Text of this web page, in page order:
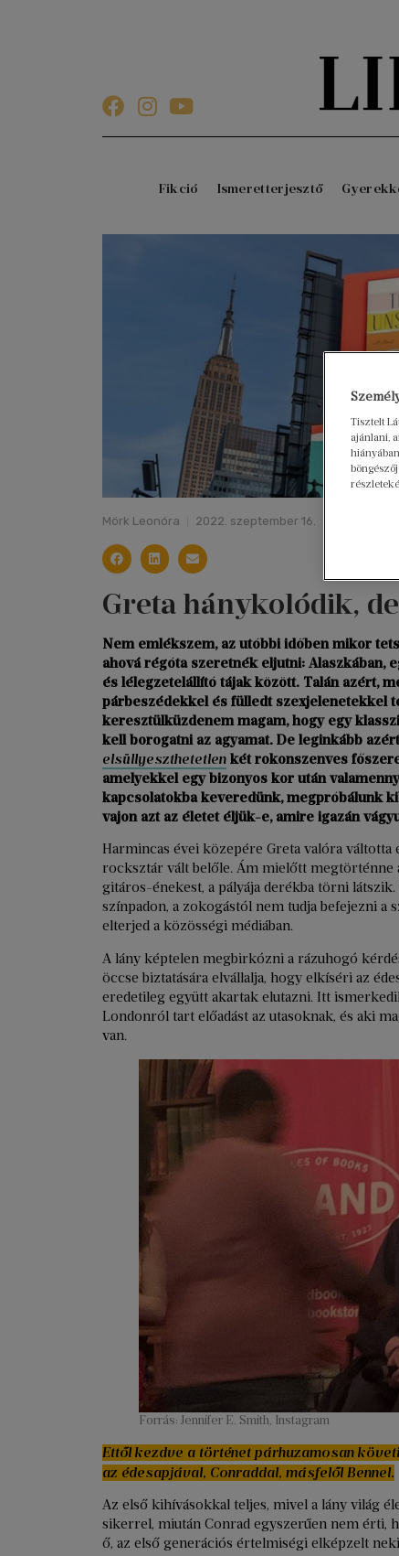
Fikció Ismeretterjesztő
Mörk Leonóra 2022. szeptember 16.
Greta hánykolódik,
Nem emlékszem, az utóbbi időben mikor
ahová régóta szeretnék eljutni: Alaszkában,
és lélegzetelállító tájak között. Talán azért,
párbeszédekkel és fülledt szexjelenetekkel
keresztülküzdenem magam, hogy egy
kell borogatni az agyamat. De leginkább
elsüllyeszthetetlen két rokonszenves
amelyekkel egy bizonyos kor után
kapcsolatokba keveredünk, megpróbálunk
vajon azt az életet éljük-e, amire igazán
Harmincas évei közepére Greta valóra váltotta
rocksztár vált belőle. Ám mielőtt megtörténne
gitáros-énekest, a pályája derékba törni
színpadon, a zokogástól nem tudja befejezni a
elterjed a közösségi médiában.
A lány képtelen megbirkózni a rázuhogó
öccse biztatására elvállalja, hogy elkíséri az
eredetileg együtt akartak elutazni. Itt
Londonról tart előadást az utasoknak, és aki
van.
Forrás: Jennifer E. Smith, Instagram
Ettől kezdve a történet párhuzamosan
az édesapjával, Conraddal, másfelől Bennel.
Az első kihívásokkal teljes, mivel a lány világ
sikerrel, miután Conrad egyszerűen nem érti,
ő, az első generációs értelmiségi elképzelt
Tisztelt
ajánlani,